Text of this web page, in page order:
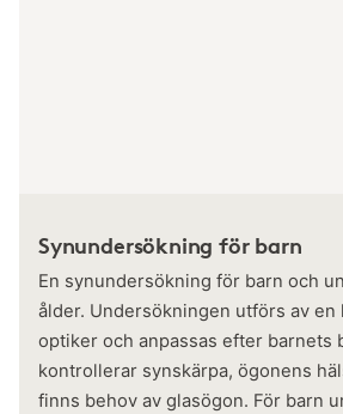
Synundersökning för barn
En synundersökning för barn och
ålder. Undersökningen utförs av en
optiker och anpassas efter barnets
kontrollerar synskärpa, ögonens
finns behov av glasögon. För barn